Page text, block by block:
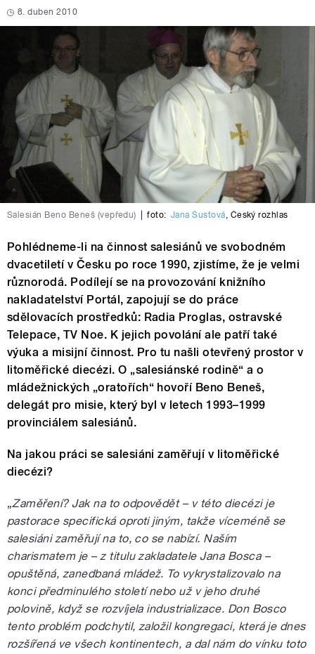
8. duben 2010
Salesián Beno Beneš (vepředu) foto: Jana Šustová, Český rozhlas
Pohlédneme-li na činnost salesiánů ve svobodném
dvacetiletí v Česku po roce 1990, zjistíme, že je velmi
různorodá. Podílejí se na provozování knižního
nakladatelství Portál, zapojují se do práce
sdělovacích prostředků: Radia Proglas, ostravské
Telepace, TV Noe. K jejich povolání ale patří také
výuka a misijní činnost. Pro tu našli otevřený prostor v
litoměřické diecézi. O „salesiánské rodině“ a o
mládežnických „oratořích“ hovoří Beno Beneš,
delegát pro misie, který byl v letech 1993–1999
provinciálem salesiánů.
Na jakou práci se salesiáni zaměřují v litoměřické
diecézi?
„Zaměření? Jak na to odpovědět – v této diecézi je
pastorace specifická oproti jiným, takže víceméně se
salesiáni zaměřují na to, co se nabízí. Naším
charismatem je – z titulu zakladatele Jana Bosca –
opuštěná, zanedbaná mládež. To vykrystalizovalo na
konci předminulého století nebo už v jeho druhé
polovině, když se rozvíjela industrializace. Don Bosco
tento problém podchytil, založil kongregaci, která je dnes
rozšířená ve všech kontinentech, a dal nám do vínku toto